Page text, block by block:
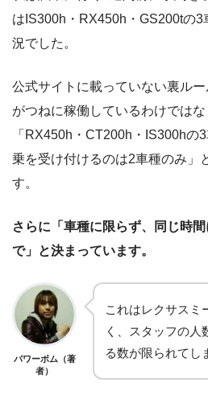
はIS300h・RX450h・GS200tの
況でした。
公式サイトに載っていない裏ル
がつねに稼働しているわけでは
「RX450h・CT200h・IS300hの
乗を受け付けるのは2車種のみ」
す。
さらに「車種に限らず、同じ時
で」と決まっています。
パワーボム（著
者）
これはレクサスミ
く、スタッフの人
る数が限られてし